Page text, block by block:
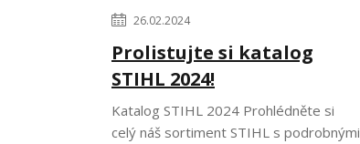
26.02.2024
Prolistujte si katalog
STIHL 2024!
Katalog STIHL 2024 Prohlédněte si
celý náš sortiment STIHL s podrobnými